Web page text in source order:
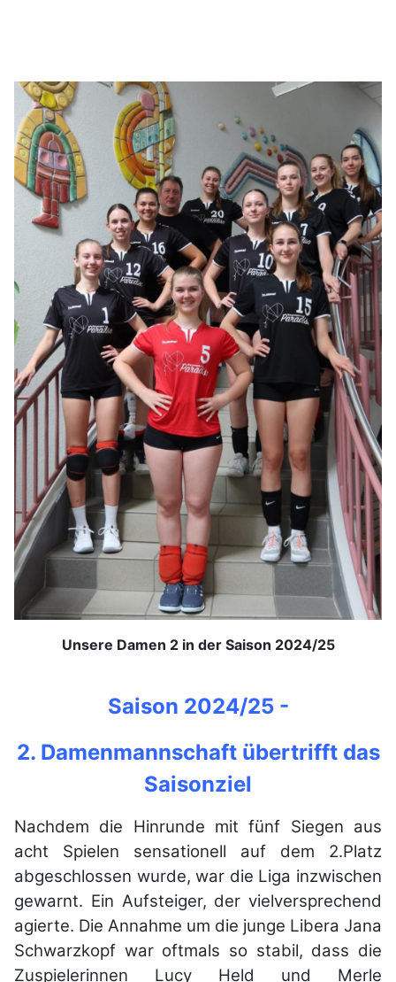
Unsere Damen 2 in der Saison 2024/25
Saison 2024/25 -
2. Damenmannschaft übertrifft das
Saisonziel
Nachdem die Hinrunde mit fünf Siegen aus
acht Spielen sensationell auf dem 2.Platz
abgeschlossen wurde, war die Liga inzwischen
gewarnt. Ein Aufsteiger, der vielversprechend
agierte. Die Annahme um die junge Libera Jana
Schwarzkopf war oftmals so stabil, dass die
Zuspielerinnen Lucy Held und Merle